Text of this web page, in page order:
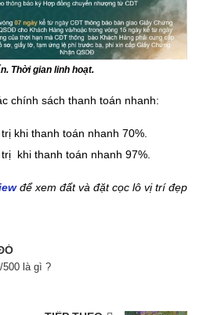
Thời gian linh hoạt.
chính sách thanh toán nhanh:
khi thanh toán nhanh 70%.
khi thanh toán nhanh 97%.
để xem đất và đặt cọc lô vị trí đẹp
500 là gì ?